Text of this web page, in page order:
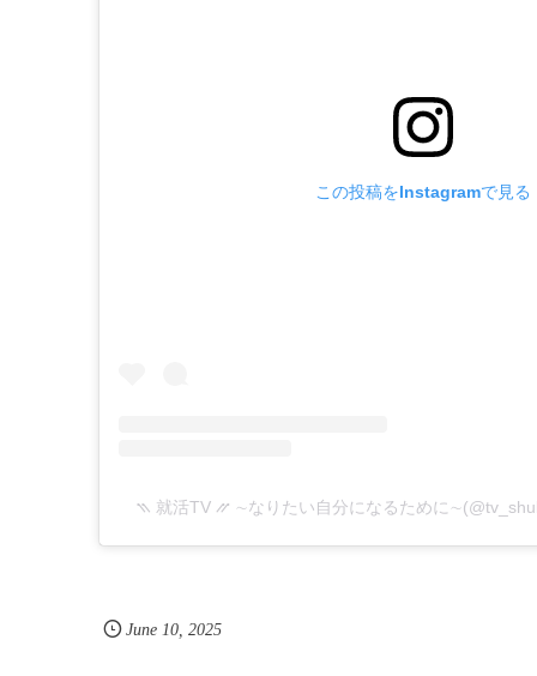
この投稿をInstagramで見る
June 10,2025